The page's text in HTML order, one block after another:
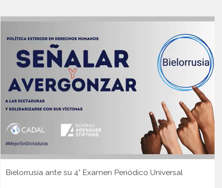
Bielorrusia ante su 4° Examen Periódico Universal